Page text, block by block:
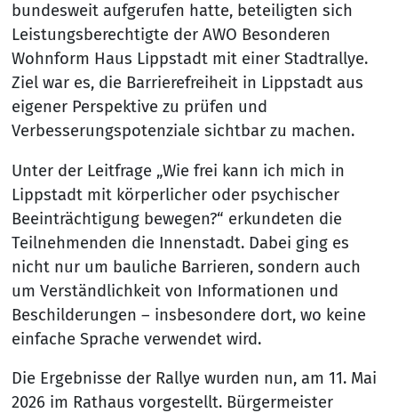
bundesweit aufgerufen hatte, beteiligten sich
Leistungsberechtigte der AWO Besonderen
Wohnform Haus Lippstadt mit einer Stadtrallye.
Ziel war es, die Barrierefreiheit in Lippstadt aus
eigener Perspektive zu prüfen und
Verbesserungspotenziale sichtbar zu machen.
Unter der Leitfrage „Wie frei kann ich mich in
Lippstadt mit körperlicher oder psychischer
Beeinträchtigung bewegen?“ erkundeten die
Teilnehmenden die Innenstadt. Dabei ging es
nicht nur um bauliche Barrieren, sondern auch
um Verständlichkeit von Informationen und
Beschilderungen – insbesondere dort, wo keine
einfache Sprache verwendet wird.
Die Ergebnisse der Rallye wurden nun, am 11. Mai
2026 im Rathaus vorgestellt. Bürgermeister